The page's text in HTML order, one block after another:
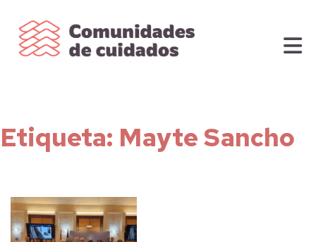
Etiqueta: Mayte Sancho